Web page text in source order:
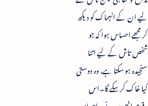
لیے ان کے انہماک کو دیکھ
کر مجھے احساس ہوا کہ جو
شخص تاش کے لیے اتنا
سنجیدہ ہو سکتا ہے، وہ دوستی
کیا خاک کرسکے گا۔اس